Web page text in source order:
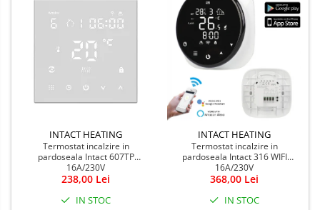
INTACT HEATING
Termostat incalzire in
pardoseala Intact 607TP
16A/230V
238,00 Lei
IN STOC
INTACT HEATING
Termostat incalzire in
pardoseala Intact 316 WIFI
16A/230V
368,00 Lei
IN STOC